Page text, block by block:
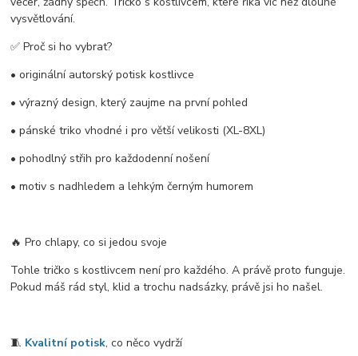
vysvětlování.
✅ Proč si ho vybrat?
• originální autorský potisk kostlivce
• výrazný design, který zaujme na první pohled
• pánské triko vhodné i pro větší velikosti (XL-8XL)
• pohodlný střih pro každodenní nošení
• motiv s nadhledem a lehkým černým humorem
🔥 Pro chlapy, co si jedou svoje
Tohle tričko s kostlivcem není pro každého. A právě proto funguje.
Pokud máš rád styl, klid a trochu nadsázky, právě jsi ho našel.
🧵 Kvalitní potisk, co něco vydrží